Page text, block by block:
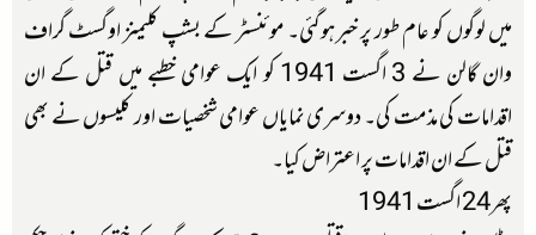
میں لوگوں کو عام طور پر خبر ہوگئی۔ موئنسٹر کے بشپ کلیمنز اوگسٹ گراف
وان گالن نے 3 اگست 1941 کو ایک عوامی خطبے میں قتل کے ان
اقدامات کی مذمت کی۔ دوسری نمایاں عوامی شخصیات اور کلیسوں نے بھی
قتل کے ان اقدامات پر اعتراض کیا۔
پھر24 اگست 1941